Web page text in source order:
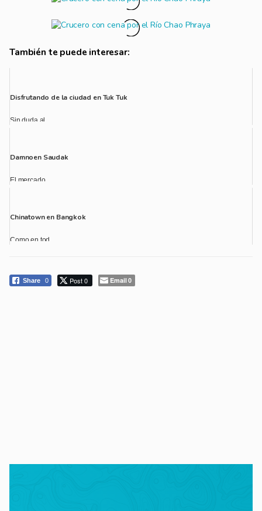
También te puede interesar:
Disfrutando de la ciudad en Tuk Tuk
Sin duda al...
Damnoen Saudak
El mercado ...
Chinatown en Bangkok
Como en tod...
Share 0 Post 0 Email0